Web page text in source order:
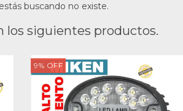
buscando no existe.
los siguientes productos.
9% OFF